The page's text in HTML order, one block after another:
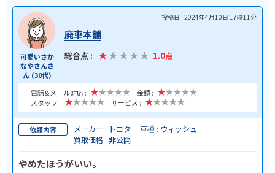
投稿日 : 2024年4月10日 17時11分
可愛いさか
なやさんさ
ん (30代)
廃車本舗
総合点 : 1.0点
電話&メール対応 :
金額 :
スタッフ :
サービス :
依頼内容 メーカー : トヨタ
車種 : ウィッシュ
買取価格 : 非公開
やめたほうがいい。